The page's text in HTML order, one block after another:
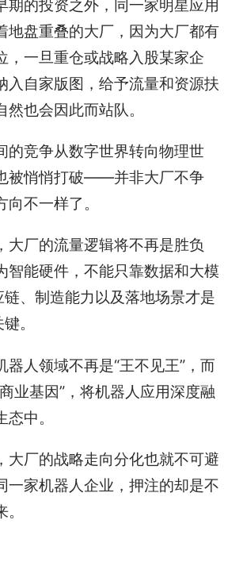
期的投资之外，同一家明星应用
地盘重叠的大厂，因为大厂都有
，一旦重仓或战略入股某家企
入自家版图，给予流量和资源扶
也会因此而站队。
的竞争从数字世界转向物理世
被悄悄打破——并非大厂不争
不一样了。
大厂的流量逻辑将不再是胜负
智能硬件，不能只靠数据和大模
链、制造能力以及落地场景才是
。
器人领域不再是“王不见王”，而
业基因”，将机器人应用深度融
中。
大厂的战略走向分化也就不可避
一家机器人企业，押注的却是不